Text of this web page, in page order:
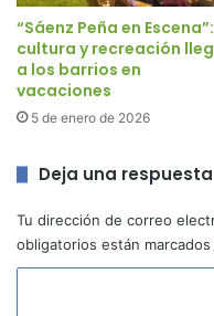
“Sáenz Peña en Escena”:
cultura y recreación
a los barrios en
vacaciones
5 de enero de 2026
Deja una respuesta
Tu dirección de correo
obligatorios están marcados